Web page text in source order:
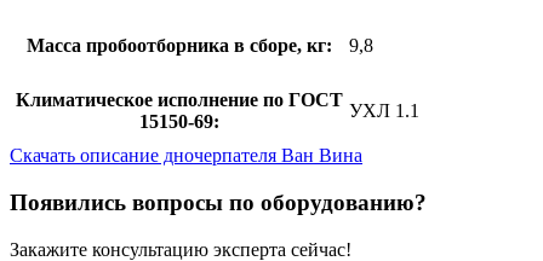
Масса пробоотборника в сборе, кг: 9,8
Климатическое исполнение по ГОСТ
15150-69:
УХЛ 1.1
Скачать описание дночерпателя Ван Вина
Появились вопросы по оборудованию?
Закажите консультацию эксперта сейчас!